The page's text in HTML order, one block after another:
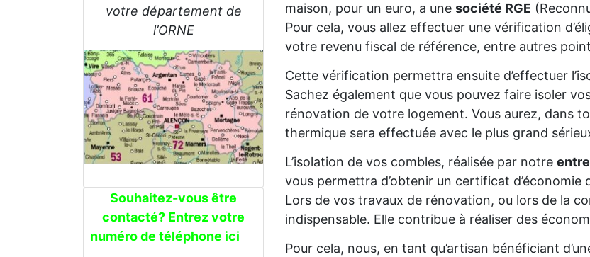
votre département de
l’ORNE
Souhaitez-vous être
contacté? Entrez votre
numéro de téléphone ici
maison, pour un euro, a une société RGE
Pour cela, vous allez effectuer une vérification
votre revenu fiscal de référence, entre autres
Cette vérification permettra ensuite d’effectuer
Sachez également que vous pouvez faire isoler
rénovation de votre logement. Vous aurez, dans
thermique sera effectuée avec le plus grand
L’isolation de vos combles, réalisée par notre
vous permettra d’obtenir un certificat d’économie
Lors de vos travaux de rénovation, ou lors de la
indispensable. Elle contribue à réaliser des
Pour cela, nous, en tant qu’artisan bénéficiant